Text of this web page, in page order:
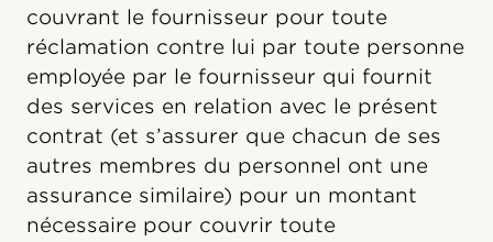
couvrant le fournisseur pour toute
réclamation contre lui par toute personne
employée par le fournisseur qui fournit
des services en relation avec le présent
contrat (et s’assurer que chacun de ses
autres membres du personnel ont une
assurance similaire) pour un montant
nécessaire pour couvrir toute